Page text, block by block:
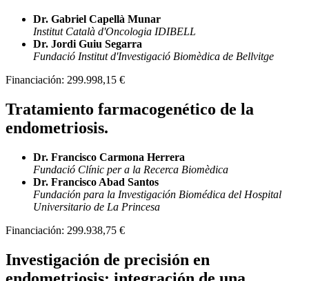
Dr. Gabriel Capellà Munar
Institut Català d'Oncologia IDIBELL
Dr. Jordi Guiu Segarra
Fundació Institut d'Investigació Biomèdica de Bellvitge
Financiación: 299.998,15 €
Tratamiento farmacogenético de la
endometriosis.
Dr. Francisco Carmona Herrera
Fundació Clínic per a la Recerca Biomèdica
Dr. Francisco Abad Santos
Fundación para la Investigación Biomédica del Hospital
Universitario de La Princesa
Financiación: 299.938,75 €
Investigación de precisión en